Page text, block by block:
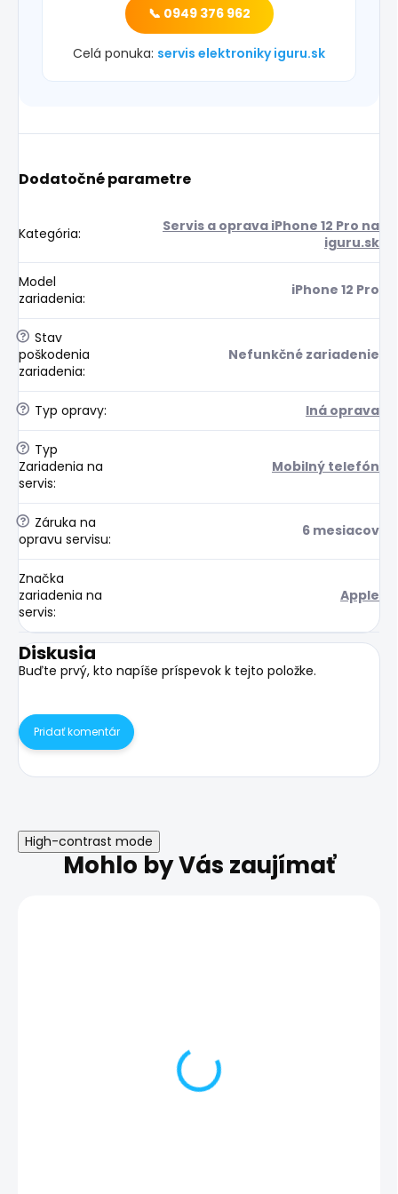
📞 0949 376 962
Celá ponuka: servis elektroniky iguru.sk
Dodatočné parametre
Kategória:
Servis a oprava iPhone 12 Pro na
iguru.sk
Model
zariadenia: iPhone 12 Pro
? Stav
poškodenia
zariadenia:
Nefunkčné zariadenie
? Typ opravy: Iná oprava
? Typ
Zariadenia na
servis:
Mobilný telefón
? Záruka na
opravu servisu: 6 mesiacov
Značka
zariadenia na
servis:
Apple
Diskusia
Buďte prvý, kto napíše príspevok k tejto položke.
Pridať komentár
High-contrast mode
Mohlo by Vás zaujímať
Apple iPhone 15 Pro |